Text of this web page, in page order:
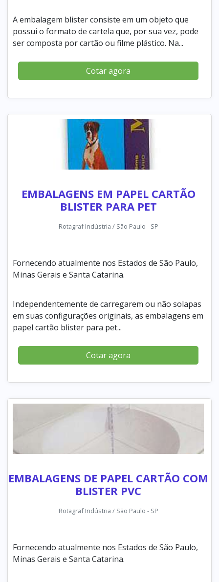
A embalagem blister consiste em um objeto que
possui o formato de cartela que, por sua vez, pode
ser composta por cartão ou filme plástico. Na...
Cotar agora
EMBALAGENS EM PAPEL CARTÃO
BLISTER PARA PET
Rotagraf Indústria / São Paulo - SP
Fornecendo atualmente nos Estados de São Paulo,
Minas Gerais e Santa Catarina.
Independentemente de carregarem ou não solapas
em suas configurações originais, as embalagens em
papel cartão blister para pet...
Cotar agora
EMBALAGENS DE PAPEL CARTÃO COM
BLISTER PVC
Rotagraf Indústria / São Paulo - SP
Fornecendo atualmente nos Estados de São Paulo,
Minas Gerais e Santa Catarina.